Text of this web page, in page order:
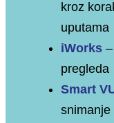
kroz
uputama
iWorks –
pregleda
Smart
snimanje